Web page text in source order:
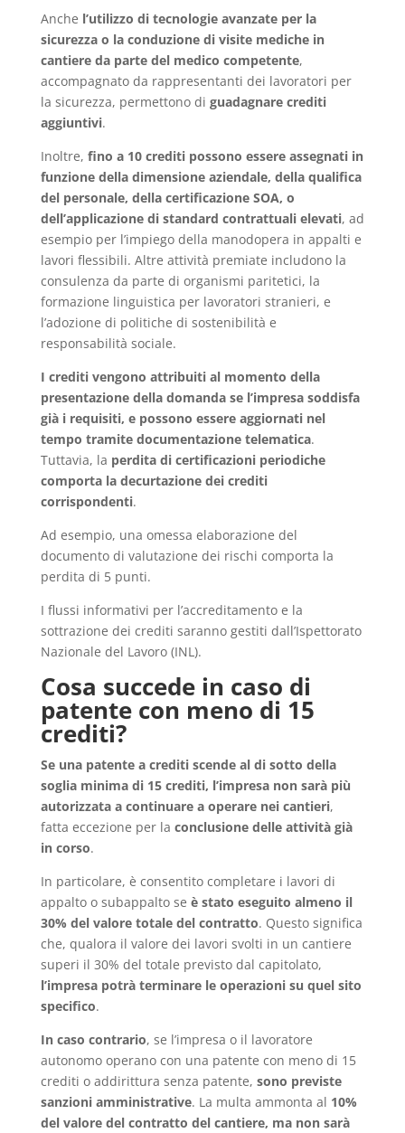
Anche l’utilizzo di tecnologie avanzate per la
sicurezza o la conduzione di visite mediche in
cantiere da parte del medico competente,
accompagnato da rappresentanti dei lavoratori per
la sicurezza, permettono di guadagnare crediti
aggiuntivi.
Inoltre, fino a 10 crediti possono essere assegnati in
funzione della dimensione aziendale, della qualifica
del personale, della certificazione SOA, o
dell’applicazione di standard contrattuali elevati, ad
esempio per l’impiego della manodopera in appalti e
lavori flessibili. Altre attività premiate includono la
consulenza da parte di organismi paritetici, la
formazione linguistica per lavoratori stranieri, e
l’adozione di politiche di sostenibilità e
responsabilità sociale.
I crediti vengono attribuiti al momento della
presentazione della domanda se l’impresa soddisfa
già i requisiti, e possono essere aggiornati nel
tempo tramite documentazione telematica.
Tuttavia, la perdita di certificazioni periodiche
comporta la decurtazione dei crediti
corrispondenti.
Ad esempio, una omessa elaborazione del
documento di valutazione dei rischi comporta la
perdita di 5 punti.
I flussi informativi per l’accreditamento e la
sottrazione dei crediti saranno gestiti dall’Ispettorato
Nazionale del Lavoro (INL).
Cosa succede in caso di
patente con meno di 15
crediti?
Se una patente a crediti scende al di sotto della
soglia minima di 15 crediti, l’impresa non sarà più
autorizzata a continuare a operare nei cantieri,
fatta eccezione per la conclusione delle attività già
in corso.
In particolare, è consentito completare i lavori di
appalto o subappalto se è stato eseguito almeno il
30% del valore totale del contratto. Questo significa
che, qualora il valore dei lavori svolti in un cantiere
superi il 30% del totale previsto dal capitolato,
l’impresa potrà terminare le operazioni su quel sito
specifico.
In caso contrario, se l’impresa o il lavoratore
autonomo operano con una patente con meno di 15
crediti o addirittura senza patente, sono previste
sanzioni amministrative. La multa ammonta al 10%
del valore del contratto del cantiere, ma non sarà